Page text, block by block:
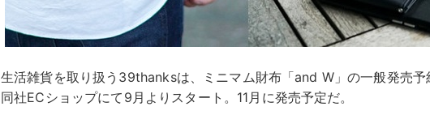
生活雑貨を取り扱う39thanksは、ミニマム財布「and W」の一般発売予
同社ECショップにて9月よりスタート。11月に発売予定だ。